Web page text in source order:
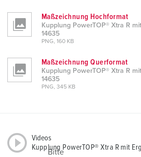
Maßzeichnung Hochformat
Kupplung PowerTOP® Xtra R
14635
PNG, 160 KB
Maßzeichnung Querformat
Kupplung PowerTOP® Xtra R
14635
PNG, 345 KB
Videos
Kupplung PowerTOP® Xtra R mit
Bitte